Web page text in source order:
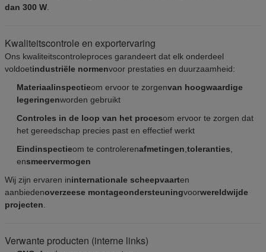
dan 300 W
Kwaliteitscontrole en exportervaring
Ons kwaliteitscontroleproces garandeert dat elk onderdeel
voldoetindustriële normenvoor prestaties en duurzaamheid:
Materiaalinspectieom ervoor te zorgenvan hoogwaardige
legeringenworden gebruikt
Controles in de loop van het procesom ervoor te zorgen dat
het gereedschap precies past en effectief werkt
Eindinspectieom te controlerenafmetingen toleranties
ensmeervermogen
Wij zijn ervaren ininternationale scheepvaarten
aanbiedenoverzeese montageondersteuningvoorwereldwijde
projecten
Verwante producten (interne links)